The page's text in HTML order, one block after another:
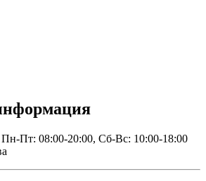
Пн-Пт: 08:00-20:00, Сб-Вс: 10:00-18:00